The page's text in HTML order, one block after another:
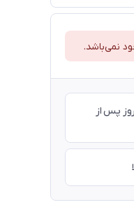
نمی‌باشد.
پس از